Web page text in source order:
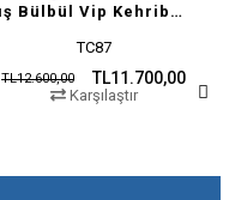
Barış Bülbül Vip Kehribar Tesbih
TC87
TL11.700,00
TL12.600,00
Karşılaştır